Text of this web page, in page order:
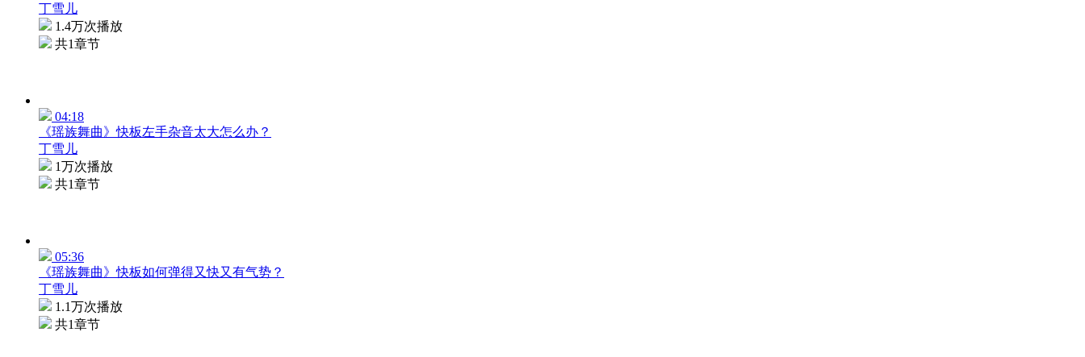
丁雪儿
1.4万次播放
共1章节
04:18
《瑶族舞曲》快板左手杂音太大怎么办？
丁雪儿
1万次播放
共1章节
05:36
《瑶族舞曲》快板如何弹得又快又有气势？
丁雪儿
1.1万次播放
共1章节